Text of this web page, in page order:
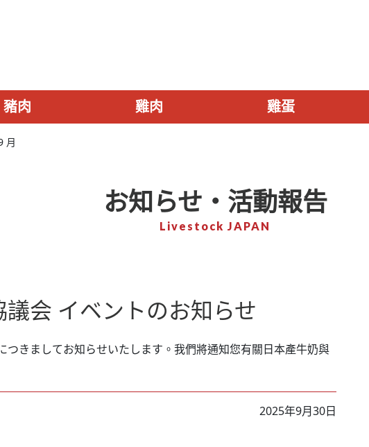
豬肉 雞肉 雞蛋
月
お知らせ・活動報告
Livestock JAPAN
会 イベントのお知らせ
つきましてお知らせいたします。我們將通知您有關日本產牛奶與
2025年9月30日